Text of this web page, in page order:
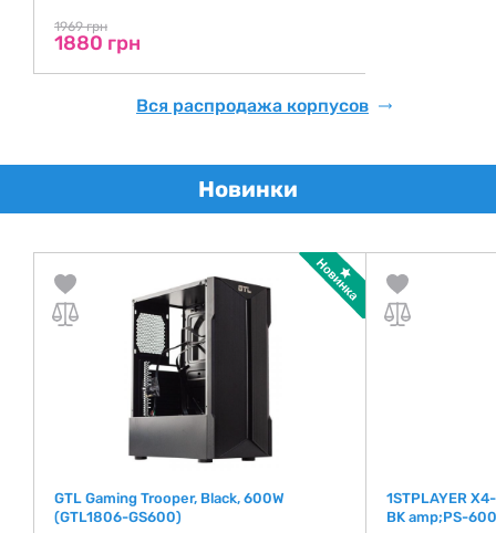
1969 грн
1880 грн
Вся распродажа корпусов
Новинки
GTL Gaming Trooper, Black, 600W
(GTL1806-GS600)
1STPLAYER
BK amp;PS-